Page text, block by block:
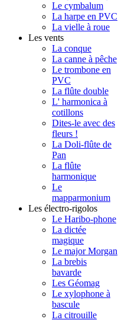
Le cymbalum
La harpe en PVC
La vielle à roue
Les vents
La conque
La canne à pêche
Le trombone en
PVC
La flûte double
L' harmonica à
cotillons
Dites-le avec des
fleurs !
La Doli-flûte de
Pan
La flûte
harmonique
Le
mapparmonium
Les électro-rigolos
Le Haribo-phone
La dictée
magique
Le major Morgan
La brebis
bavarde
Les Géomag
Le xylophone à
bascule
La citrouille